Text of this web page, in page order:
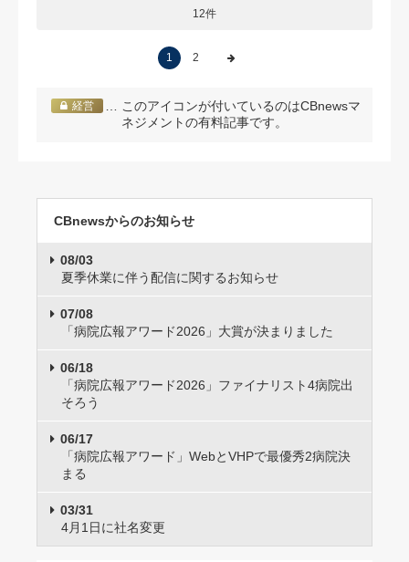
12件
1 2
経営
… このアイコンが付いているのはCBnewsマ
ネジメントの有料記事です。
CBnewsからのお知らせ
08/03
夏季休業に伴う配信に関するお知らせ
07/08
「病院広報アワード2026」大賞が決まりました
06/18
「病院広報アワード2026」ファイナリスト4病院出
そろう
06/17
「病院広報アワード」WebとVHPで最優秀2病院決
まる
03/31
4月1日に社名変更